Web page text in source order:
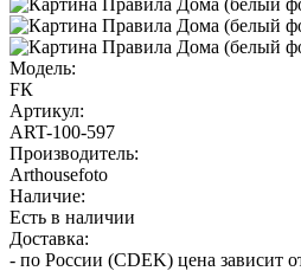
Модель:
FК
Артикул:
ART-100-597
Производитель:
Arthousefoto
Наличие:
Есть в наличии
Доставка:
- по России (CDEK) цена зависит